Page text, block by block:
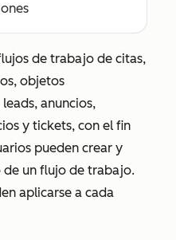
de trabajo de citas,
objetos
anuncios,
y tickets, con el fin
pueden crear y
un flujo de trabajo.
aplicarse a cada